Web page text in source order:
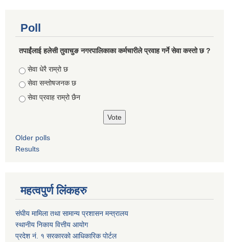
Poll
तपाईंलाई हलेसी तुवाचुङ नगरपालिकाका कर्मचारीले प्रवाह गर्ने सेवा कस्तो छ ?
Choices
सेवा धेरै राम्रो छ
सेवा सन्तोषजनक छ
सेवा प्रवाह राम्रो छैन
Older polls
Results
महत्वपुर्ण लिंकहरु
संघीय मामिला तथा सामान्य प्रशासन मन्त्रालय
स्थानीय निकाय वित्तीय आयोग
प्रदेश नं. १ सरकारको आधिकारिक पोर्टल